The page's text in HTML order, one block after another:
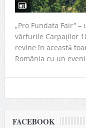
„Pro Fundata Fair”
vârfurile Carpaţilor
revine în această
România cu un
FACEBOOK